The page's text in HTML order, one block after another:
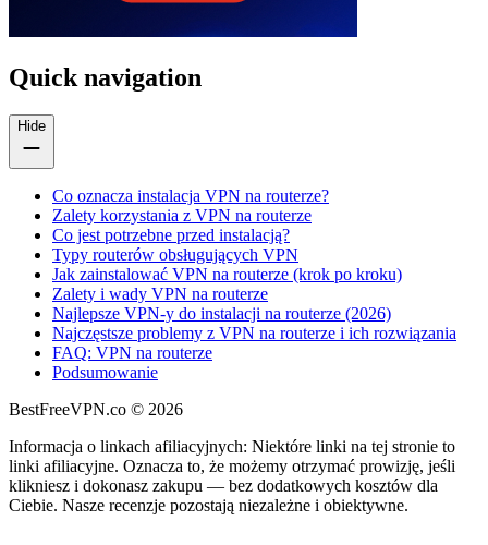
Quick navigation
Hide
Co oznacza instalacja VPN na routerze?
Zalety korzystania z VPN na routerze
Co jest potrzebne przed instalacją?
Typy routerów obsługujących VPN
Jak zainstalować VPN na routerze (krok po kroku)
Zalety i wady VPN na routerze
Najlepsze VPN-y do instalacji na routerze (2026)
Najczęstsze problemy z VPN na routerze i ich rozwiązania
FAQ: VPN na routerze
Podsumowanie
BestFreeVPN.co © 2026
Informacja o linkach afiliacyjnych: Niektóre linki na tej stronie to
linki afiliacyjne. Oznacza to, że możemy otrzymać prowizję, jeśli
klikniesz i dokonasz zakupu — bez dodatkowych kosztów dla
Ciebie. Nasze recenzje pozostają niezależne i obiektywne.